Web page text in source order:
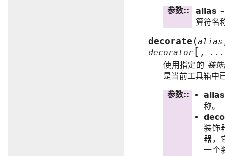
参数: alias
算符名
decorate (alias
decorator [ , ...
使用指定的 装
是当前工具箱中
参数:
alias
称。
装饰
器，
一个